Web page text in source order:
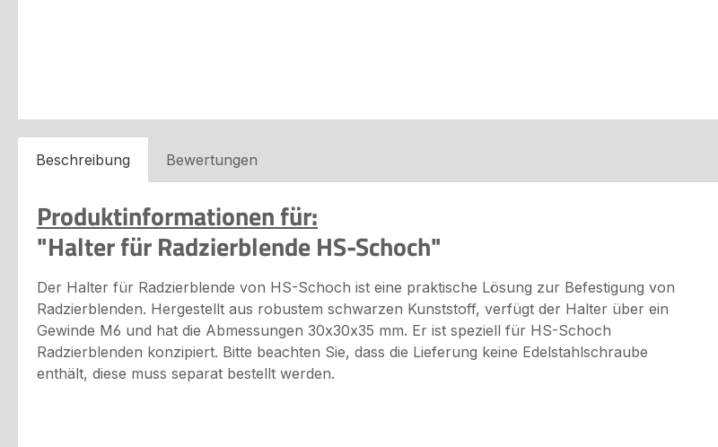
Beschreibung Bewertungen
Produktinformationen für:
"Halter für Radzierblende HS-Schoch"
Der Halter für Radzierblende von HS-Schoch ist eine praktische Lösung zur Befestigung von
Radzierblenden. Hergestellt aus robustem schwarzen Kunststoff, verfügt der Halter über ein
Gewinde M6 und hat die Abmessungen 30x30x35 mm. Er ist speziell für HS-Schoch
Radzierblenden konzipiert. Bitte beachten Sie, dass die Lieferung keine Edelstahlschraube
enthält, diese muss separat bestellt werden.